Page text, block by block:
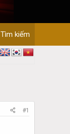
Tìm kiếm
#1